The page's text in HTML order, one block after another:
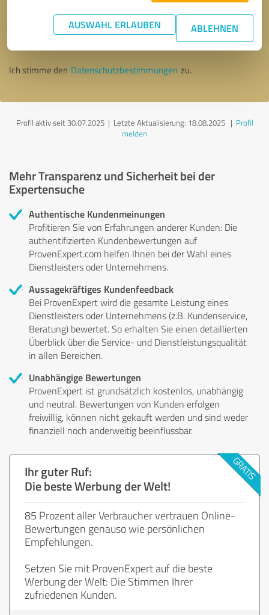
AUSWAHL ERLAUBEN ABLEHNEN
Ich stimme den Datenschutzbestimmungen zu.
Profil aktiv seit 30.07.2025 | Letzte Aktualisierung: 18.08.2025| Profil
melden
Mehr Transparenz und Sicherheit bei der
Expertensuche
Authentische Kundenmeinungen
Profitieren Sie von Erfahrungen anderer Kunden: Die
authentifizierten Kundenbewertungen auf
ProvenExpert.com helfen Ihnen bei der Wahl eines
Dienstleisters oder Unternehmens.
Aussagekräftiges Kundenfeedback
Bei ProvenExpert wird die gesamte Leistung eines
Dienstleisters oder Unternehmens (z.B. Kundenservice,
Beratung) bewertet. So erhalten Sie einen detaillierten
Überblick über die Service- und Dienstleistungsqualität
in allen Bereichen.
Unabhängige Bewertungen
ProvenExpert ist grundsätzlich kostenlos, unabhängig
und neutral. Bewertungen von Kunden erfolgen
freiwillig, können nicht gekauft werden und sind weder
finanziell noch anderweitig beeinflussbar.
Ihr guter Ruf:
Die beste Werbung der Welt!
85 Prozent aller Verbraucher vertrauen Online-
Bewertungen genauso wie persönlichen
Empfehlungen.
Setzen Sie mit ProvenExpert auf die beste
Werbung der Welt: Die Stimmen Ihrer
zufriedenen Kunden.